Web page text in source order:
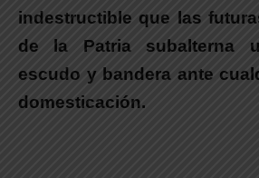
indestructible que las
de la Patria subalterna
escudo y bandera ante
domesticación.